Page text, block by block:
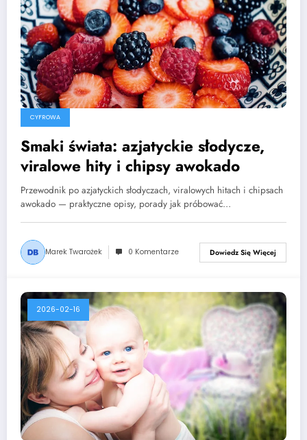
CYFROWA
Smaki świata: azjatyckie słodycze,
viralowe hity i chipsy awokado
Przewodnik po azjatyckich słodyczach, viralowych hitach i chipsach
awokado — praktyczne opisy, porady jak próbować…
Marek Twarożek 0 Komentarze Dowiedz Się Więcej
2026-02-16